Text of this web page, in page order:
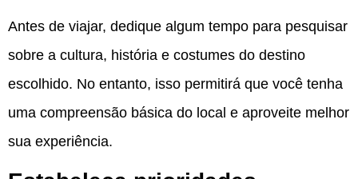
Antes de viajar, dedique algum tempo para pesquisar
sobre a cultura, história e costumes do destino
escolhido. No entanto, isso permitirá que você tenha
uma compreensão básica do local e aproveite melhor
sua experiência.